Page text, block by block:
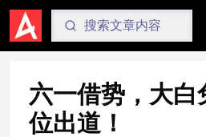
六一借势，大白
位出道！